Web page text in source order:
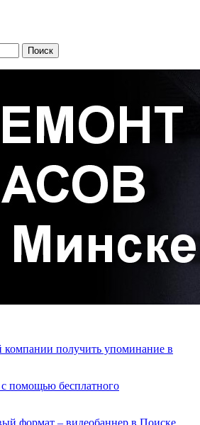
компании получить упоминание в
помощью бесплатного
формат – видеобаннер в Поиске